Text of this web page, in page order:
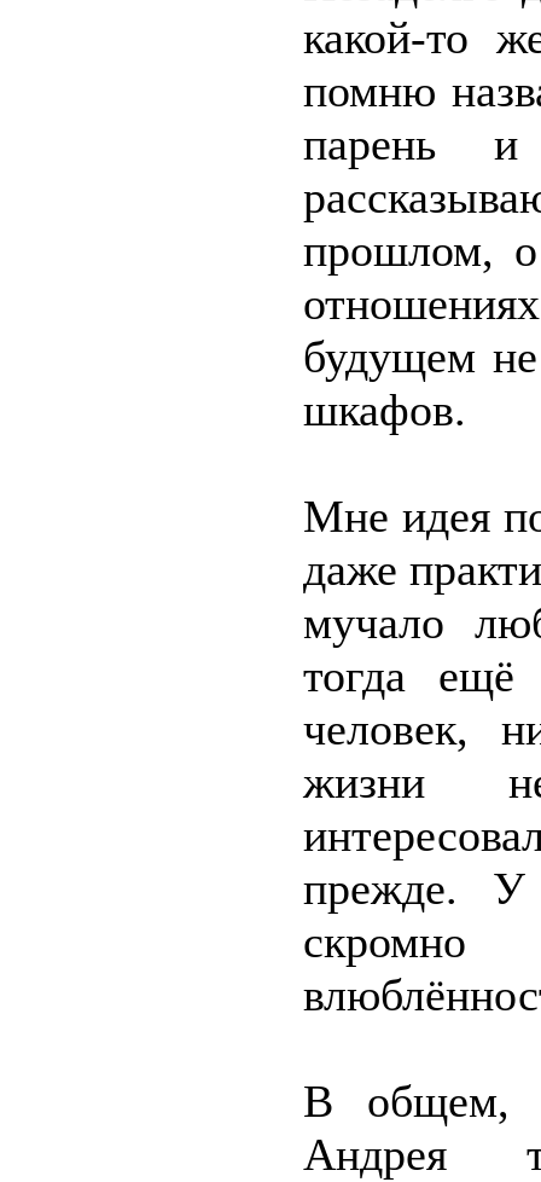
какой-то
помню
парень и
прошлом,
будущем
шкафов.
Мне идея
даже
мучало
тогда ещё
человек,
жизни
прежде. У
В общем,
Андрея